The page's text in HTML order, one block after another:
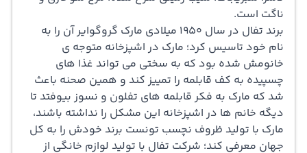
ناگت است.
برند تفال در سال 1950 میلادی مارک گروگوایر آن را به
نام خود تاسیس کرد؛ مارک در اشپزخانه متوجه ی
خانومش شده بود که به سختی می تواند غذا های
چسپیده به کف قابلمه را تمییز کند و همین صحنه باعث
شد که مارک به فکر قابلمه های تفلون و نسوز بیوفتد تا
دیگه خانم ها در اشپزخانه این مشکل را نداشته باشند،
مارک با تولید ظروف نچسب تونست برند خودش را به کل
جهان معرفی کند؛ شرکت تفال با تولید لوازم خانگی از